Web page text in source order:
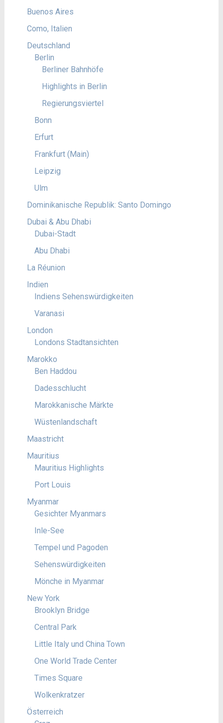
Buenos Aires
Como, Italien
Deutschland
Berlin
Berliner Bahnhöfe
Highlights in Berlin
Regierungsviertel
Bonn
Erfurt
Frankfurt (Main)
Leipzig
Ulm
Dominikanische Republik: Santo Domingo
Dubai & Abu Dhabi
Dubai-Stadt
Abu Dhabi
La Réunion
Indien
Indiens Sehenswürdigkeiten
Varanasi
London
Londons Stadtansichten
Marokko
Ben Haddou
Dadesschlucht
Marokkanische Märkte
Wüstenlandschaft
Maastricht
Mauritius
Mauritius Highlights
Port Louis
Myanmar
Gesichter Myanmars
Inle-See
Tempel und Pagoden
Sehenswürdigkeiten
Mönche in Myanmar
New York
Brooklyn Bridge
Central Park
Little Italy und China Town
One World Trade Center
Times Square
Wolkenkratzer
Österreich